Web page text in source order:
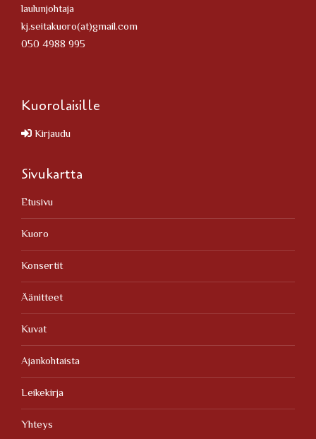
laulunjohtaja
kj.seitakuoro(at)gmail.com
050 4988 995
Kuorolaisille
Kirjaudu
Sivukartta
Etusivu
Kuoro
Konsertit
Äänitteet
Kuvat
Ajankohtaista
Leikekirja
Yhteys